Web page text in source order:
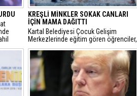
KREŞLİ MİNKLER SOKAK CANLARI
İÇİN MAMA DAĞITTI
Kartal Belediyesi Çocuk Gelişim
Merkezlerinde eğitim gören öğrenciler,
yeni eğitim öğretim yılının ilk
günlerinde, sokaktaki can dostları ile
buluştu.